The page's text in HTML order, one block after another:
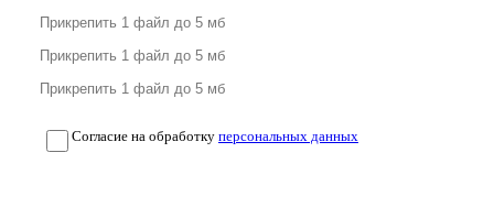
Согласие на обработку персональных данных